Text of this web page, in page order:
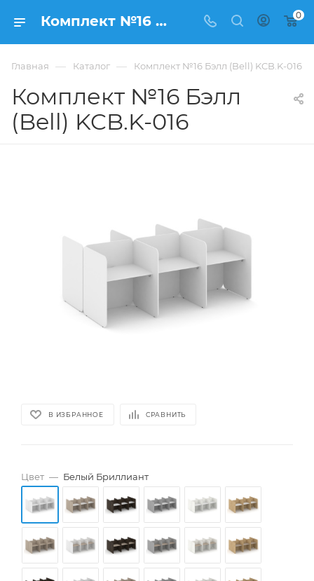
Комплект №16 Бэлл (Bell) KCB.K-016 купить в Москве, цена 70 384 ₽. - интернет-магазин ФРАНКОМ 0
Главная — Каталог — Комплект №16 Бэлл (Bell) KCB.K-016
Комплект №16 Бэлл
(Bell) KCB.K-016
В ИЗБРАННОЕ СРАВНИТЬ
Цвет — Белый Бриллиант